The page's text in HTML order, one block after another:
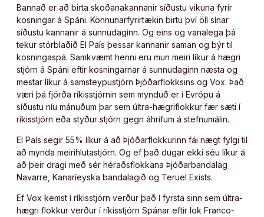
Bannað er að birta skoðanakannanir síðustu vikuna fyrir
kosningar á Spáni. Könnunarfyrirtækin birtu því öll sínar
síðustu kannanir á sunnudaginn. Og eins og vanalega þá
tekur stórblaðið El País þessar kannanir saman og býr til
kosningaspá. Samkvæmt henni eru mun meiri líkur á hægri
stjórn á Spáni eftir kosningarnar á sunnudaginn næsta og
mestar líkur á samsteypustjórn Þjóðarflokksins og Vox. Það
væri þá fjórða ríkisstjórnin sem mynduð er í Evrópu á
síðustu níu mánuðum þar sem últra-hægriflokkur fær sæti í
ríkisstjórn eða styður stjórn gegn áhrifum á stefnumálin.
El País segir 55% líkur á að Þjóðarflokkurinn fái nægt fylgi til
að mynda meirihlutastjórn. Og ef það dugar ekki séu líkur á
að þeir dragi með sér héraðsflokkana Þjóðarbandalag
Navarre, Kanaríeyska bandalagið og Teruel Exists.
Ef Vox kemst í ríkisstjórn verður það í fyrsta sinn sem últra-
hægri flokkur verður í ríkisstjórn Spánar eftir lok Franco-